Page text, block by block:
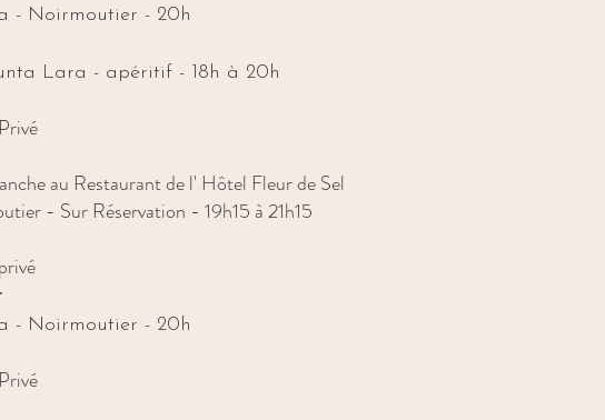
- Noirmoutier - 20h
Lara - apéritif - 18h à 20h
au Restaurant de l' Hôtel Fleur de Sel
- Sur Réservation - 19h15 à 21h15
- Noirmoutier - 20h